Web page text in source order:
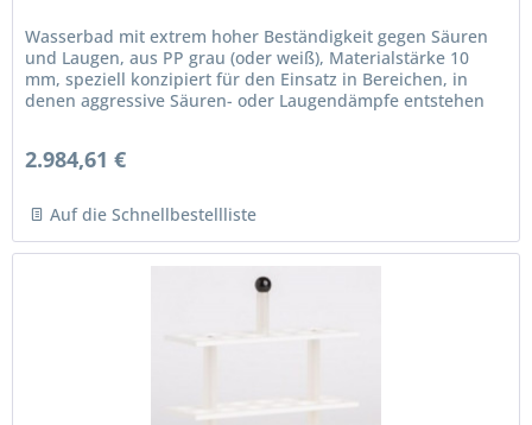
Wasserbad mit extrem hoher Beständigkeit gegen Säuren
und Laugen, aus PP grau (oder weiß), Materialstärke 10
mm, speziell konzipiert für den Einsatz in Bereichen, in
denen aggressive Säuren- oder Laugendämpfe entstehen
2.984,61 €
Auf die Schnellbestellliste